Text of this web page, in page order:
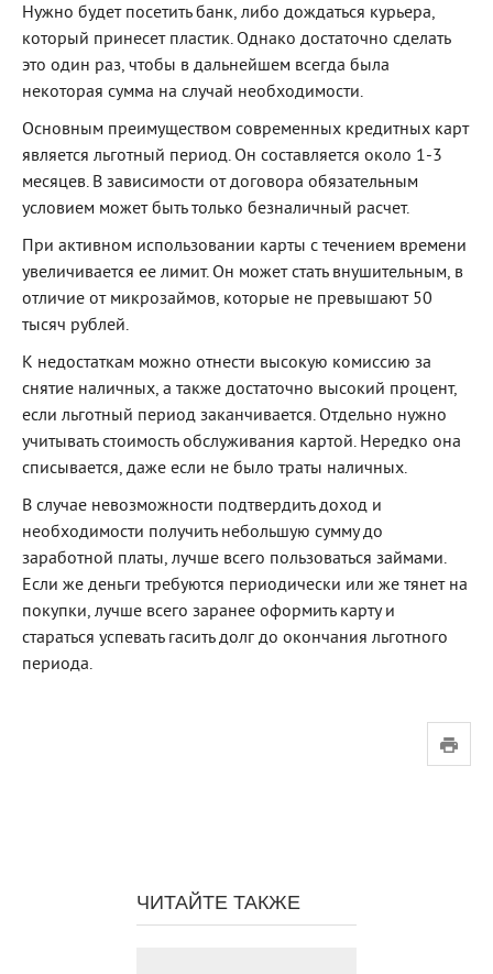
Нужно будет посетить банк, либо дождаться курьера,
который принесет пластик. Однако достаточно сделать
это один раз, чтобы в дальнейшем всегда была
некоторая сумма на случай необходимости.
Основным преимуществом современных кредитных карт
является льготный период. Он составляется около 1-3
месяцев. В зависимости от договора обязательным
условием может быть только безналичный расчет.
При активном использовании карты с течением времени
увеличивается ее лимит. Он может стать внушительным, в
отличие от микрозаймов, которые не превышают 50
тысяч рублей.
К недостаткам можно отнести высокую комиссию за
снятие наличных, а также достаточно высокий процент,
если льготный период заканчивается. Отдельно нужно
учитывать стоимость обслуживания картой. Нередко она
списывается, даже если не было траты наличных.
В случае невозможности подтвердить доход и
необходимости получить небольшую сумму до
заработной платы, лучше всего пользоваться займами.
Если же деньги требуются периодически или же тянет на
покупки, лучше всего заранее оформить карту и
стараться успевать гасить долг до окончания льготного
периода.
ЧИТАЙТЕ ТАКЖЕ